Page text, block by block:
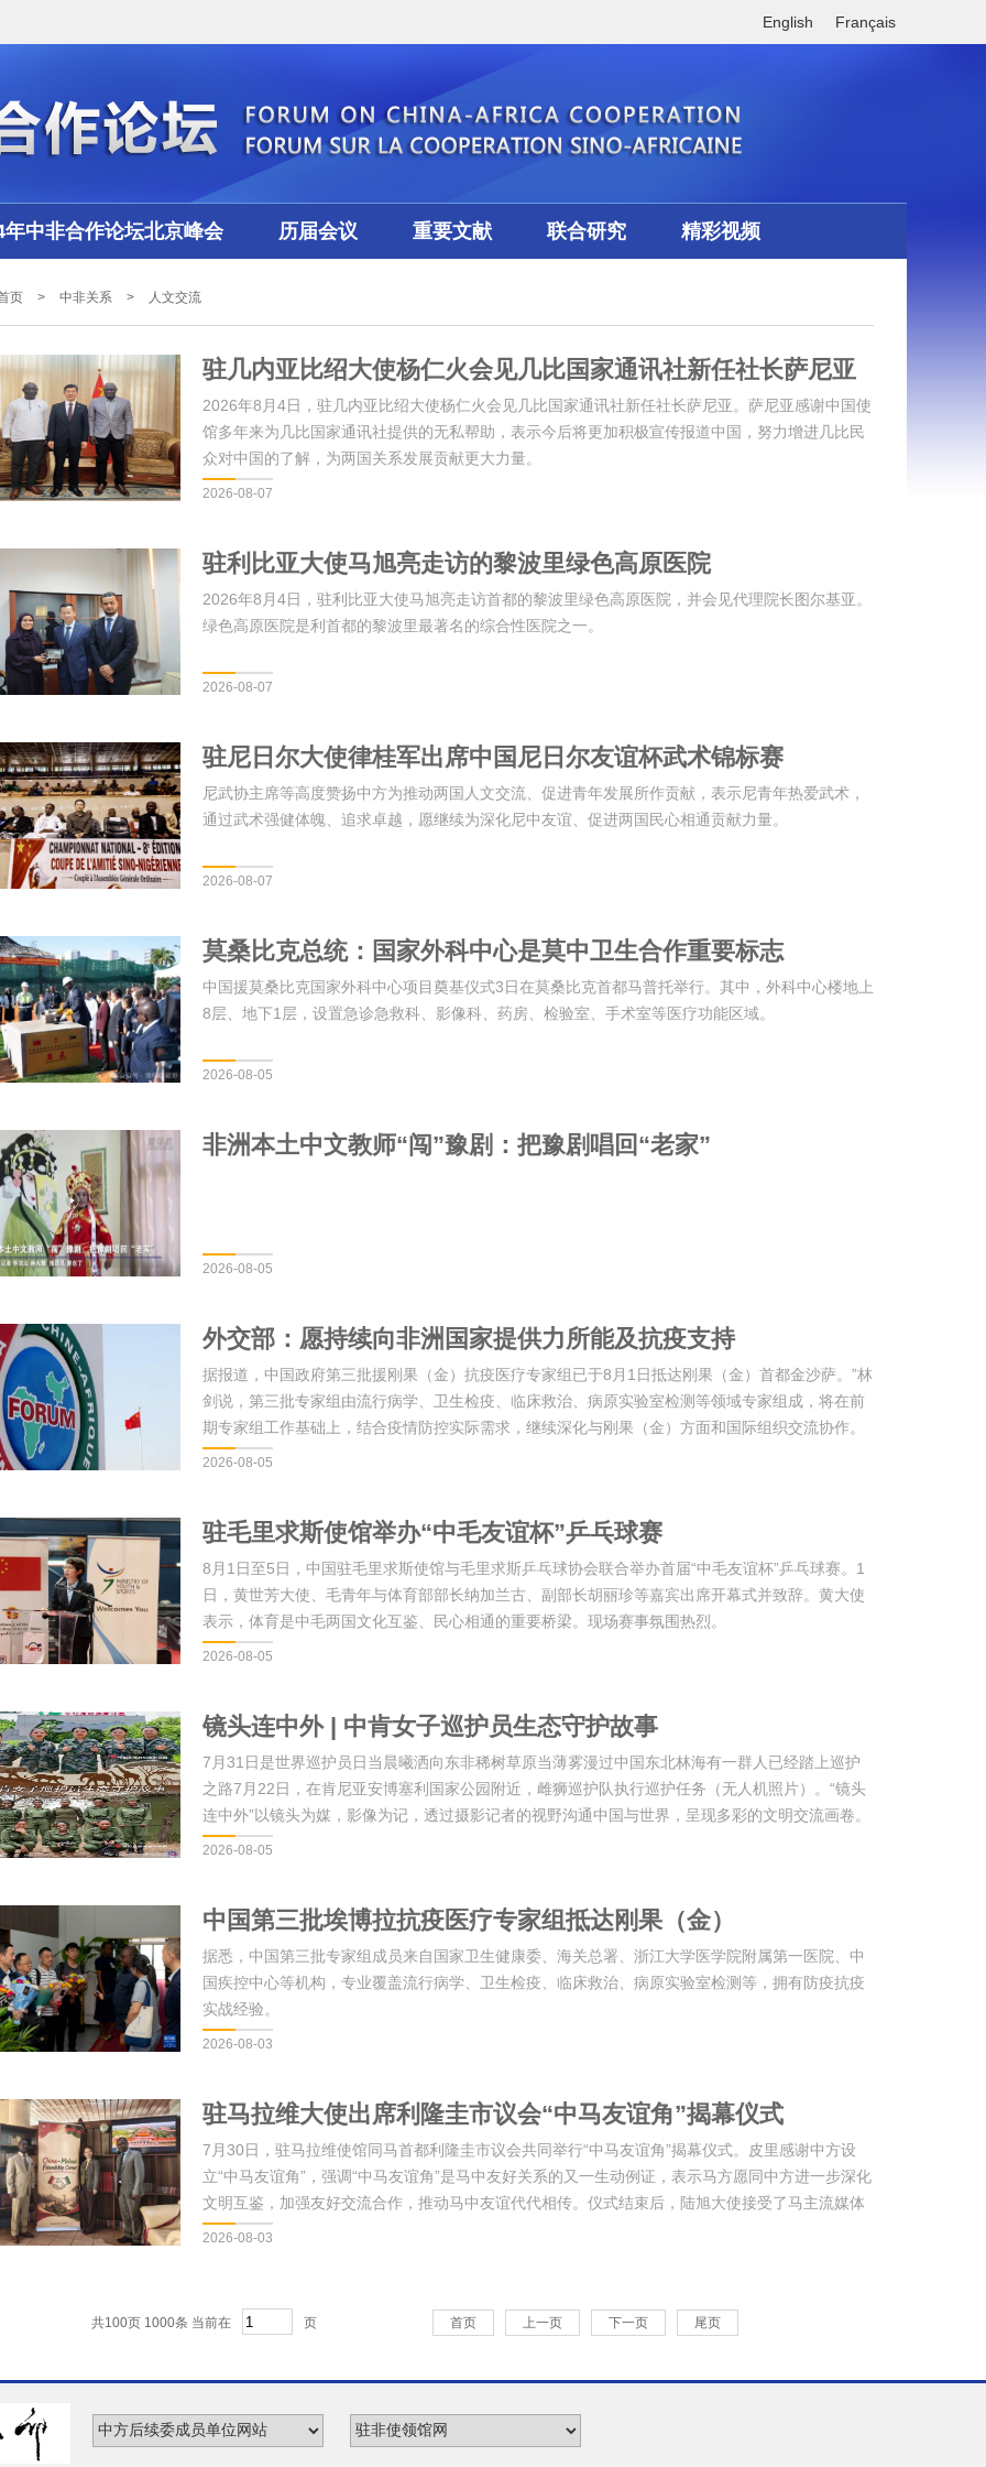
English Français
年中非合作论坛北京峰会 历届会议 重要文献 联合研究 精彩视频
页 > 中非关系 > 人文交流
驻几内亚比绍大使杨仁火会见几比国家通讯社新任社长萨尼亚
2026年8月4日，驻几内亚比绍大使杨仁火会见几比国家通讯社新任社长萨尼亚。萨尼亚感谢中国使
馆多年来为几比国家通讯社提供的无私帮助，表示今后将更加积极宣传报道中国，努力增进几比民
众对中国的了解，为两国关系发展贡献更大力量。
2026-08-07
驻利比亚大使马旭亮走访的黎波里绿色高原医院
2026年8月4日，驻利比亚大使马旭亮走访首都的黎波里绿色高原医院，并会见代理院长图尔基亚。
绿色高原医院是利首都的黎波里最著名的综合性医院之一。
2026-08-07
驻尼日尔大使律桂军出席中国尼日尔友谊杯武术锦标赛
尼武协主席等高度赞扬中方为推动两国人文交流、促进青年发展所作贡献，表示尼青年热爱武术，
通过武术强健体魄、追求卓越，愿继续为深化尼中友谊、促进两国民心相通贡献力量。
2026-08-07
莫桑比克总统：国家外科中心是莫中卫生合作重要标志
中国援莫桑比克国家外科中心项目奠基仪式3日在莫桑比克首都马普托举行。其中，外科中心楼地上
8层、地下1层，设置急诊急救科、影像科、药房、检验室、手术室等医疗功能区域。
2026-08-05
非洲本土中文教师“闯”豫剧：把豫剧唱回“老家”
2026-08-05
外交部：愿持续向非洲国家提供力所能及抗疫支持
据报道，中国政府第三批援刚果（金）抗疫医疗专家组已于8月1日抵达刚果（金）首都金沙萨。”林
剑说，第三批专家组由流行病学、卫生检疫、临床救治、病原实验室检测等领域专家组成，将在前
期专家组工作基础上，结合疫情防控实际需求，继续深化与刚果（金）方面和国际组织交流协作。
2026-08-05
驻毛里求斯使馆举办“中毛友谊杯”乒乓球赛
8月1日至5日，中国驻毛里求斯使馆与毛里求斯乒乓球协会联合举办首届“中毛友谊杯”乒乓球赛。1
日，黄世芳大使、毛青年与体育部部长纳加兰古、副部长胡丽珍等嘉宾出席开幕式并致辞。黄大使
表示，体育是中毛两国文化互鉴、民心相通的重要桥梁。现场赛事氛围热烈。
2026-08-05
镜头连中外 | 中肯女子巡护员生态守护故事
7月31日是世界巡护员日当晨曦洒向东非稀树草原当薄雾漫过中国东北林海有一群人已经踏上巡护
之路7月22日，在肯尼亚安博塞利国家公园附近，雌狮巡护队执行巡护任务（无人机照片）。“镜头
连中外”以镜头为媒，影像为记，透过摄影记者的视野沟通中国与世界，呈现多彩的文明交流画卷。
2026-08-05
中国第三批埃博拉抗疫医疗专家组抵达刚果（金）
据悉，中国第三批专家组成员来自国家卫生健康委、海关总署、浙江大学医学院附属第一医院、中
国疾控中心等机构，专业覆盖流行病学、卫生检疫、临床救治、病原实验室检测等，拥有防疫抗疫
实战经验。
2026-08-03
驻马拉维大使出席利隆圭市议会“中马友谊角”揭幕仪式
7月30日，驻马拉维使馆同马首都利隆圭市议会共同举行“中马友谊角”揭幕仪式。皮里感谢中方设
立“中马友谊角”，强调“中马友谊角”是马中友好关系的又一生动例证，表示马方愿同中方进一步深化
文明互鉴，加强友好交流合作，推动马中友谊代代相传。仪式结束后，陆旭大使接受了马主流媒体
采访。
2026-08-03
共100页 1000条 当前在 页 首页 上一页 下一页 尾页